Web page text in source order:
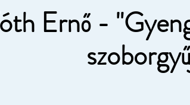
Ernő -